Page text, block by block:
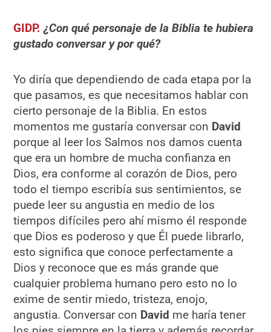
GIDP. ¿Con qué personaje de la Biblia te hubiera
gustado conversar y por qué?
Yo diría que dependiendo de cada etapa por la
que pasamos, es que necesitamos hablar con
cierto personaje de la Biblia. En estos
momentos me gustaría conversar con David
porque al leer los Salmos nos damos cuenta
que era un hombre de mucha confianza en
Dios, era conforme al corazón de Dios, pero
todo el tiempo escribía sus sentimientos, se
puede leer su angustia en medio de los
tiempos difíciles pero ahí mismo él responde
que Dios es poderoso y que Él puede librarlo,
esto significa que conoce perfectamente a
Dios y reconoce que es más grande que
cualquier problema humano pero esto no lo
exime de sentir miedo, tristeza, enojo,
angustia. Conversar con David me haría tener